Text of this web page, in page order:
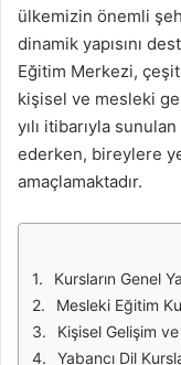
ülkemizin önemli
dinamik yapısını
Eğitim Merkezi,
kişisel ve mesleki
yılı itibarıyla
ederken, bireylere
amaçlamaktadır.
Kursların Genel
Mesleki Eğitim
Kişisel Gelişim
Yabancı Dil